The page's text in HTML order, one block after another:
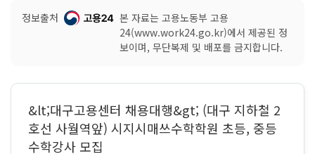
정보출처
본 자료는 고용노동부 고용
24(www.work24.go.kr)에서 제공된 정
보이며, 무단복제 및 배포를 금지합니다.
&lt;대구고용센터 채용대행&gt; (대구 지하철 2
호선 사월역앞) 시지시매쓰수학학원 초등, 중등
수학강사 모집